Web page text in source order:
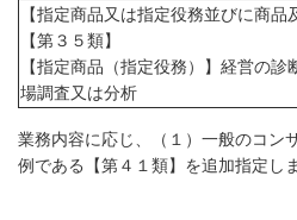
【指定商品又は指定役務並びに商品
【第３５類】
【指定商品（指定役務）】経営の
場調査又は分析
業務内容に応じ、（１）一般のコン
例である【第４１類】を追加指定しま